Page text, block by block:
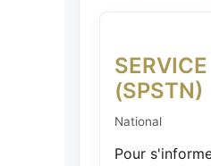
(SPSTN)
National
Pour